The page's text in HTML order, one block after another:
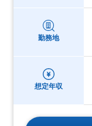
勤務地
想定年収